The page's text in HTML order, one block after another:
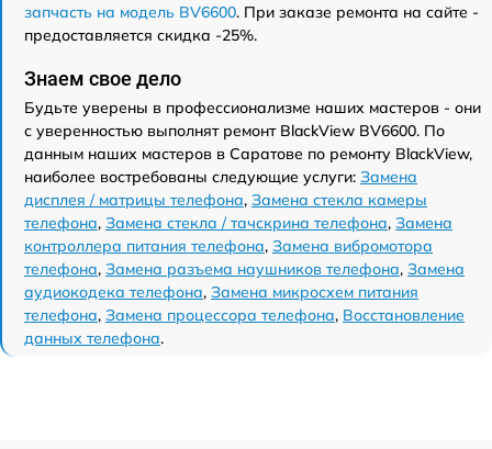
запчасть на модель BV6600. При заказе ремонта на сайте -
предоставляется скидка -25%.
Знаем свое дело
Будьте уверены в профессионализме наших мастеров - они
с уверенностью выполнят ремонт BlackView BV6600. По
данным наших мастеров в Саратове по ремонту BlackView,
наиболее востребованы следующие услуги: Замена
дисплея / матрицы телефона, Замена стекла камеры
телефона, Замена стекла / тачскрина телефона, Замена
контроллера питания телефона, Замена вибромотора
телефона, Замена разъема наушников телефона, Замена
аудиокодека телефона, Замена микросхем питания
телефона, Замена процессора телефона, Восстановление
данных телефона.